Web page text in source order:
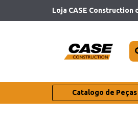
Loja CASE Construction
Catalogo de Peças